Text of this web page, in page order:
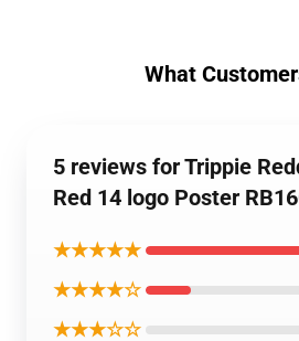
What
5 reviews for Trippie
Red 14 logo Poster
★★★★★
★★★★☆
★★★☆☆